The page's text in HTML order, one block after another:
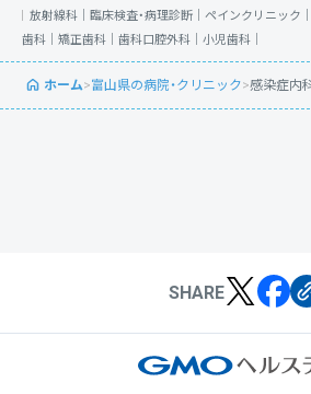
放射線科｜ 臨床検査・病理診断｜ ペインクリニック｜
歯科｜ 矯正歯科｜ 歯科口腔外科｜ 小児歯科｜
ホーム>富山県の病院・クリニック>感染症内
SHARE